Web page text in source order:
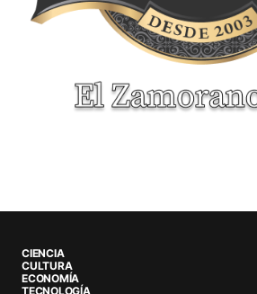
CIENCIA
CULTURA
ECONOMÍA
TECNOLOGÍA